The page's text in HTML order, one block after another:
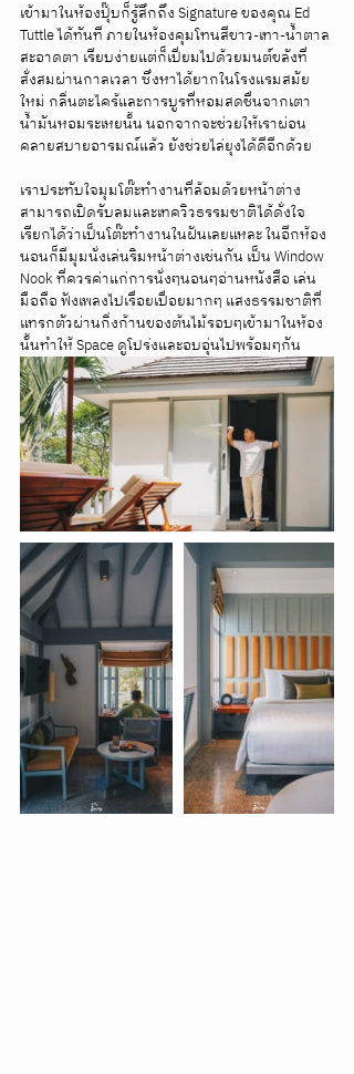
เข้ามาในห้องปุ๊บก็รู้สึกถึง Signature ของคุณ Ed
Tuttle ได้ทันที ภายในห้องคุมโทนสีขาว-เทา-น้ำตาล
สะอาดตา เรียบง่ายแต่ก็เปี่ยมไปด้วยมนต์ขลังที่
สั่งสมผ่านกาลเวลา ซึ่งหาได้ยากในโรงแรมสมัย
ใหม่ กลิ่นตะไคร้และการบูรที่หอมสดชื่นจากเตา
น้ำมันหอมระเหยนั้น นอกจากจะช่วยให้เราผ่อน
คลายสบายอารมณ์แล้ว ยังช่วยไล่ยุงได้ดีอีกด้วย
เราประทับใจมุมโต๊ะทำงานที่ล้อมด้วยหน้าต่าง
สามารถเปิดรับลมและเทควิวธรรมชาติได้ดั่งใจ
เรียกได้ว่าเป็นโต๊ะทำงานในฝันเลยแหละ ในอีกห้อง
นอนก็มีมุมนั่งเล่นริมหน้าต่างเช่นกัน เป็น Window
Nook ที่ควรค่าแก่การนั่งๆนอนๆอ่านหนังสือ เล่น
มือถือ ฟังเพลงไปเรื่อยเปื่อยมากๆ แสงธรรมชาติที่
แทรกตัวผ่านกิ่งก้านของต้นไม้รอบๆเข้ามาในห้อง
นั้นทำให้ Space ดูโปร่งและอบอุ่นไปพร้อมๆกัน